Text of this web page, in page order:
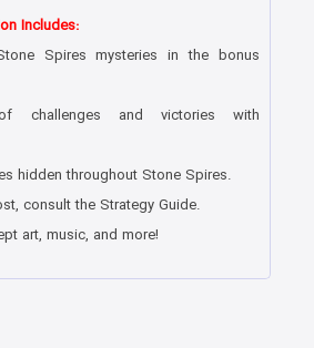
Includes:
Spires mysteries in the bonus
challenges and victories with
hidden throughout Stone Spires.
consult the Strategy Guide.
art, music, and more!